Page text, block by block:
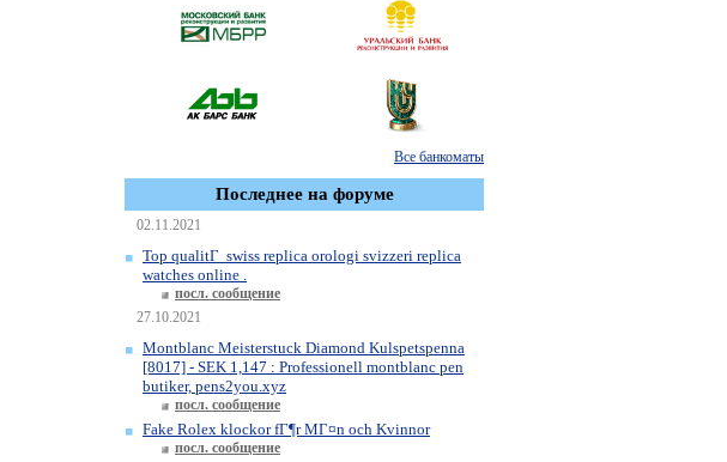
Все банкоматы
Последнее на форуме
02.11.2021
Top qualitГ swiss replica orologi svizzeri replica
watches online .
посл. сообщение
27.10.2021
Montblanc Meisterstuck Diamond Kulspetspenna
[8017] - SEK 1,147 : Professionell montblanc pen
butiker, pens2you.xyz
посл. сообщение
Fake Rolex klockor fГ¶r MГ¤n och Kvinnor
посл. сообщение